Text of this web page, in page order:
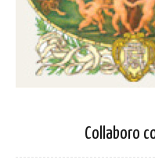
Collaboro